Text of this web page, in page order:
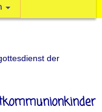
der